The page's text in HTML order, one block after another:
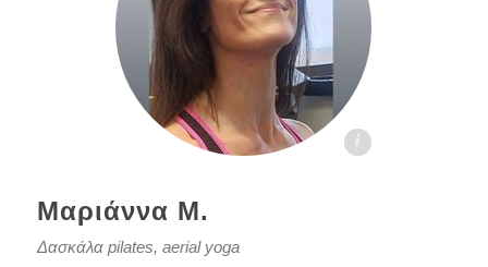
Μαριάννα Μαύρου daskaloi.gr
Μαριάννα Μ.
Δασκάλα pilates, aerial yoga